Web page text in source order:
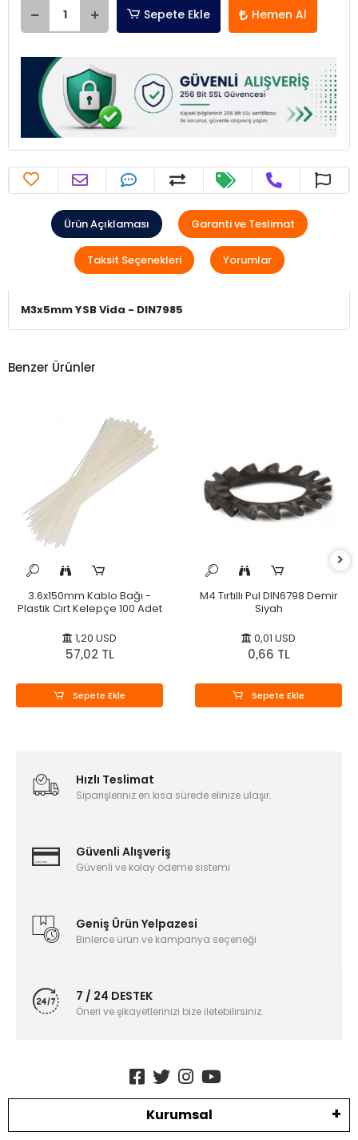
Sepete Ekle Hemen Al
Ürün Açıklaması Garanti ve Teslimat
Taksit Seçenekleri Yorumlar
M3x5mm YSB Vida - DIN7985
Benzer Ürünler
3.6x150mm Kablo Bağı -
Plastik Cırt Kelepçe 100 Adet
1,20 USD
57,02 TL
Sepete Ekle
M4 Tırtıllı Pul DIN6798 Demir
Siyah
0,01 USD
0,66 TL
Sepete Ekle
Hızlı Teslimat
Siparişleriniz en kısa sürede elinize ulaşır.
Güvenli Alışveriş
Güvenli ve kolay ödeme sistemi
Geniş Ürün Yelpazesi
Binlerce ürün ve kampanya seçeneği
7 / 24 DESTEK
Öneri ve şikayetlerinizi bize iletebilirsiniz.
Kurumsal